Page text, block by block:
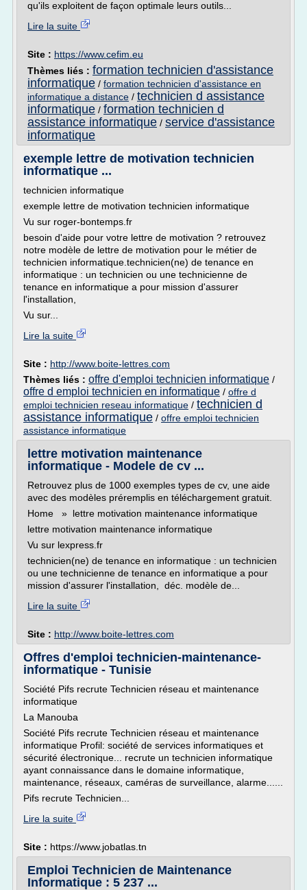
qu'ils exploitent de façon optimale leurs outils...
Lire la suite
Site : https://www.cefim.eu
Thèmes liés : formation technicien d'assistance
informatique / formation technicien d'assistance en
informatique a distance / technicien d assistance
informatique / formation technicien d
assistance informatique / service d'assistance
informatique
exemple lettre de motivation technicien
informatique ...
technicien informatique
exemple lettre de motivation technicien informatique
Vu sur roger-bontemps.fr
besoin d'aide pour votre lettre de motivation ? retrouvez
notre modèle de lettre de motivation pour le métier de
technicien informatique.technicien(ne) de tenance en
informatique : un technicien ou une technicienne de
tenance en informatique a pour mission d'assurer
l'installation,
Vu sur...
Lire la suite
Site : http://www.boite-lettres.com
Thèmes liés : offre d'emploi technicien informatique /
offre d emploi technicien en informatique / offre d
emploi technicien reseau informatique / technicien d
assistance informatique / offre emploi technicien
assistance informatique
lettre motivation maintenance
informatique - Modele de cv ...
Retrouvez plus de 1000 exemples types de cv, une aide
avec des modèles préremplis en téléchargement gratuit.
Home » lettre motivation maintenance informatique
lettre motivation maintenance informatique
Vu sur lexpress.fr
technicien(ne) de tenance en informatique : un technicien
ou une technicienne de tenance en informatique a pour
mission d'assurer l'installation, déc. modèle de...
Lire la suite
Site : http://www.boite-lettres.com
Offres d'emploi technicien-maintenance-
informatique - Tunisie
Société Pifs recrute Technicien réseau et maintenance
informatique
La Manouba
Société Pifs recrute Technicien réseau et maintenance
informatique Profil: société de services informatiques et
sécurité électronique... recrute un technicien informatique
ayant connaissance dans le domaine informatique,
maintenance, réseaux, caméras de surveillance, alarme......
Pifs recrute Technicien...
Lire la suite
Site : https://www.jobatlas.tn
Emploi Technicien de Maintenance
Informatique : 5 237 ...